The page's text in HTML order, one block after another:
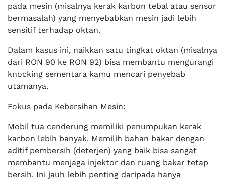
pada mesin (misalnya kerak karbon tebal atau sensor
bermasalah) yang menyebabkan mesin jadi lebih
sensitif terhadap oktan.
Dalam kasus ini, naikkan satu tingkat oktan (misalnya
dari RON 90 ke RON 92) bisa membantu mengurangi
knocking sementara kamu mencari penyebab
utamanya.
Fokus pada Kebersihan Mesin:
Mobil tua cenderung memiliki penumpukan kerak
karbon lebih banyak. Memilih bahan bakar dengan
aditif pembersih (deterjen) yang baik bisa sangat
membantu menjaga injektor dan ruang bakar tetap
bersih. Ini jauh lebih penting daripada hanya